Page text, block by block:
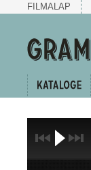
FILMALAP